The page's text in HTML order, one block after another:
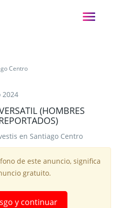
Centro
2024
(HOMBRES
en Santiago Centro
de este anuncio, significa
gratuito.
y continuar